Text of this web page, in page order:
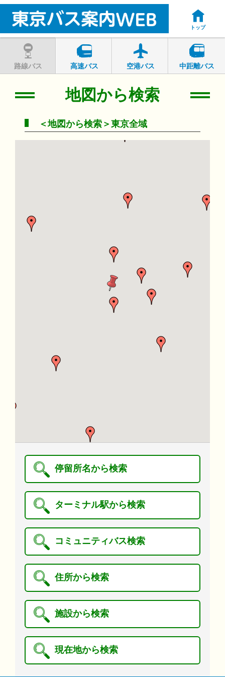
トップ
路線バス 高速バス 空港バス 中距離バス
地図から検索
＜地図から検索＞東京全域
停留所名から検索
ターミナル駅から検索
コミュニティバス検索
住所から検索
施設から検索
現在地から検索